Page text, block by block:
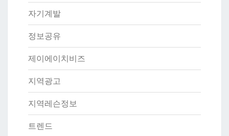
자기계발
정보공유
제이에이치비즈
지역광고
지역레슨정보
트렌드